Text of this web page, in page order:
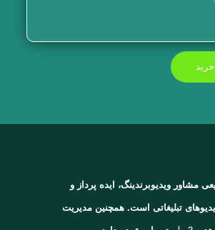
مشاور ویدیوبرندینگ، ایده پرداز و
تبلیغاتی است. همچنین مدیریت